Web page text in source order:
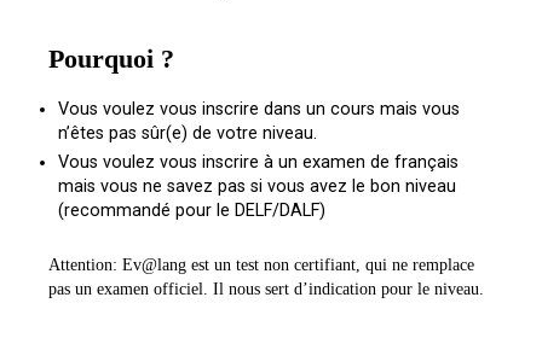
Pourquoi ?
Vous voulez vous inscrire dans un cours mais vous
n’êtes pas sûr(e) de votre niveau.
Vous voulez vous inscrire à un examen de français
mais vous ne savez pas si vous avez le bon niveau
(recommandé pour le DELF/DALF)
Attention: Ev@lang est un test non certifiant, qui ne remplace
pas un examen officiel. Il nous sert d’indication pour le niveau.